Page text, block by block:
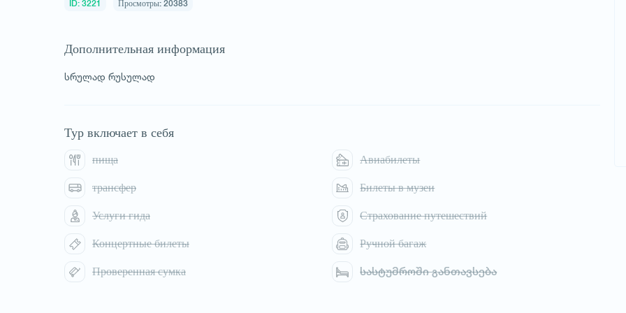
ID: 3221 Просмотры: 20383
Дополнительная информация
სრულად რუსულად
Тур включает в себя
пища Авиабилеты
трансфер Билеты в музеи
Услуги гида Страхование путешествий
Концертные билеты Ручной багаж
Проверенная сумка სასტუმროში განთავსება